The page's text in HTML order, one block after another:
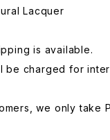
Lacquer
is available.
be charged for
we only take